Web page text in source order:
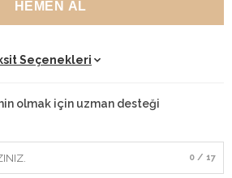
Seçenekleri
olmak için uzman desteği
0 / 17